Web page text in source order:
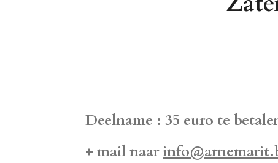
Deelname : 35 euro te
+ mail naar